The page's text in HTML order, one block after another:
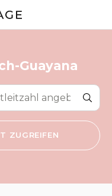
Guayana
SUCHEN
ZUGREIFEN